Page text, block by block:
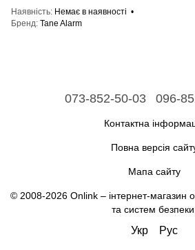
Наявність Немає в наявності
Бренд Tane Alarm
073-852-50-03 096-
Контактна
Повна версія
Мапа сайту
© 2008-2026 Onlink – інтернет-магазин
та систем безпеки
Укр Рус